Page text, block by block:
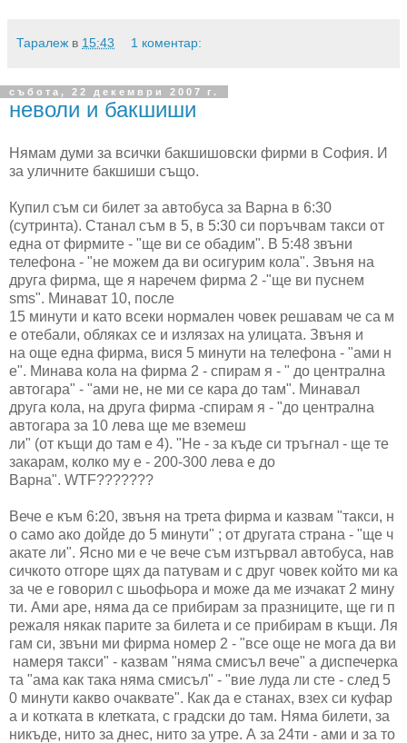
Таралеж в 15:43 1 коментар:
събота, 22 декември 2007 г.
неволи и бакшиши
Нямам думи за всички бакшишовски фирми в София. И
за уличните бакшиши също.
Купил съм си билет за автобуса за Варна в 6:30
(сутринта). Станал съм в 5, в 5:30 си поръчвам такси от
една от фирмите - "ще ви се обадим". В 5:48 звъни
телефона - "не можем да ви осигурим кола". Звъня на
друга фирма, ще я наречем фирма 2 -"ще ви пуснем
sms". Минават 10, после
15 минути и като всеки нормален човек решавам че са м
е отебали, обляках се и излязах на улицата. Звъня и
на още една фирма, вися 5 минути на телефона - "ами н
е". Минава кола на фирма 2 - спирам я - " до централна
автогара" - "ами не, не ми се кара до там". Минавал
друга кола, на друга фирма -спирам я - "до централна
автогара за 10 лева ще ме вземеш
ли" (от къщи до там е 4). "Не - за къде си тръгнал - ще те
закарам, колко му е - 200-300 лева е до
Варна". WTF???????
Вече е към 6:20, звъня на трета фирма и казвам "такси, н
о само ако дойде до 5 минути" ; от другата страна - "ще ч
акате ли". Ясно ми е че вече съм изтървал автобуса, нав
сичкото отгоре щях да патувам и с друг човек който ми ка
за че е говорил с шьофьора и може да ме изчакат 2 мину
ти. Ами аре, няма да се прибирам за празниците, ще ги п
режаля някак парите за билета и се прибирам в къщи. Ля
гам си, звъни ми фирма номер 2 - "все още не мога да ви
намеря такси" - казвам "няма смисъл вече" а диспечерка
та "ама как така няма смисъл" - "вие луда ли сте - след 5
0 минути какво очаквате". Как да е станах, взех си куфар
а и котката в клетката, с градски до там. Няма билети, за
никъде, нито за днес, нито за утре. А за 24ти - ами и за то